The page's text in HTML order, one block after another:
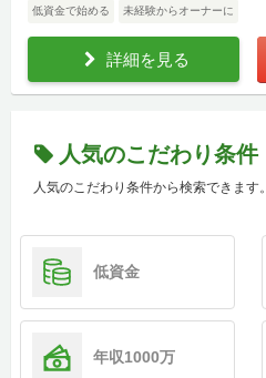
低資金で始める 未経験からオーナーに
詳細を見る
人気のこだわり条件
人気のこだわり条件から検索できます。
低資金
年収1000万